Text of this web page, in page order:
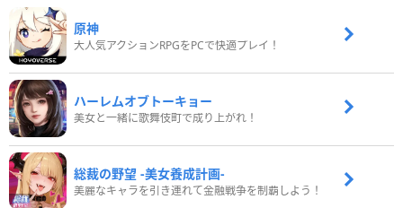
原神
大人気アクションRPGをPCで快適プレイ！
ハーレムオブトーキョー
美女と一緒に歌舞伎町で成り上がれ！
総裁の野望 -美女養成計画-
美麗なキャラを引き連れて金融戦争を制覇しよう！